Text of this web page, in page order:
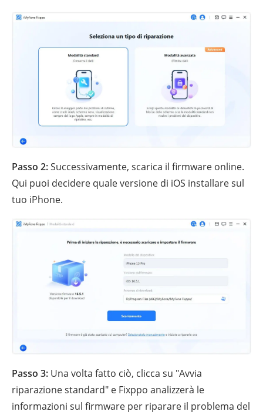
Passo 2:Successivamente, scarica il firmware online.
Qui puoi decidere quale versione di iOS installare sul
tuo iPhone.
Passo 3: Una volta fatto ciò, clicca su "Avvia
riparazione standard" e Fixppo analizzerà le
informazioni sul firmware per riparare il problema del